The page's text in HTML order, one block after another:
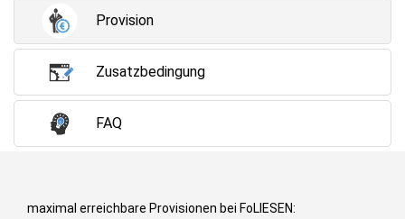
Provision
Zusatzbedingung
FAQ
maximal erreichbare Provisionen bei FoLIESEN: